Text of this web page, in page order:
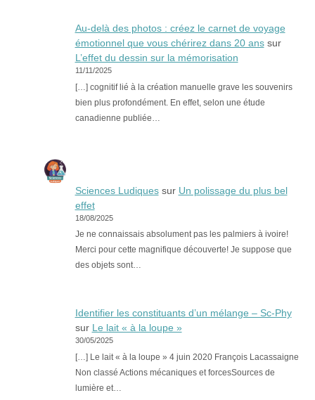
Au-delà des photos : créez le carnet de voyage
émotionnel que vous chérirez dans 20 anssur
L’effet du dessin sur la mémorisation
11/11/2025
[…] cognitif lié à la création manuelle grave les souvenirs
bien plus profondément. En effet, selon une étude
canadienne publiée…
Sciences Ludiquessur Un polissage du plus bel
effet
18/08/2025
Je ne connaissais absolument pas les palmiers à ivoire!
Merci pour cette magnifique découverte! Je suppose que
des objets sont…
Identifier les constituants d’un mélange – Sc-Phy
sur Le lait « à la loupe »
30/05/2025
[…] Le lait « à la loupe » 4 juin 2020 François Lacassaigne
Non classé Actions mécaniques et forcesSources de
lumière et…